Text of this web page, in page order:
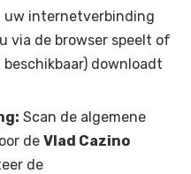
uw internetverbinding
via de browser speelt of
downloadt
Scan de algemene
de Vlad Cazino
de